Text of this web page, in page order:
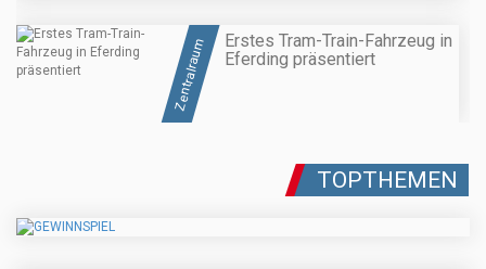
Zentralraum
Erstes Tram-Train-Fahrzeug in
Eferding präsentiert
TOPTHEMEN